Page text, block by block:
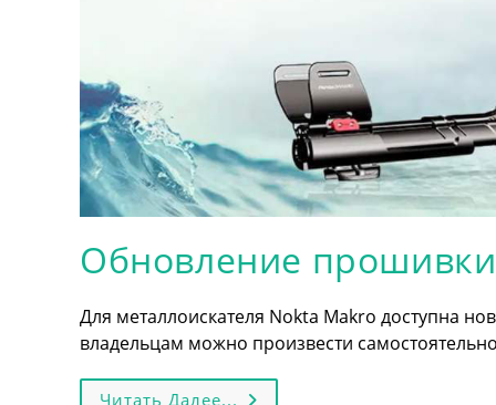
Обновление
Для металлоискателя Nokta Makro доступна
владельцам можно произвести
Читать Далее... Обновление